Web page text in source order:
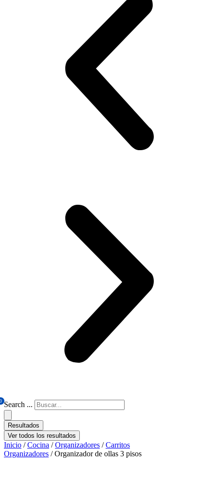
0 Search ...
Resultados
Ver todos los resultados
Inicio /Cocina /Organizadores /Carritos
Organizadores / Organizador de ollas 3 pisos